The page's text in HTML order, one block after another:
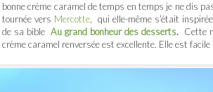
bonne crème caramel de temps en temps je ne dis
tournée vers Mercotte , qui elle-même s’était
de sa bible Au grand bonheur des desserts. Cette
crème caramel renversée est excellente. Elle est facile